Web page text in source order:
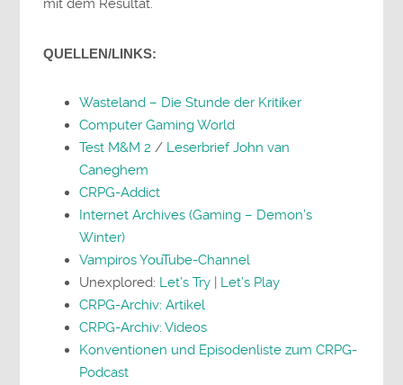
mit dem Resultat.
QUELLEN/LINKS:
Wasteland – Die Stunde der Kritiker
Computer Gaming World
Test M&M 2 / Leserbrief John van
Caneghem
CRPG-Addict
Internet Archives (Gaming – Demon’s
Winter)
Vampiros YouTube-Channel
Unexplored: Let’s Try | Let’s Play
CRPG-Archiv: Artikel
CRPG-Archiv: Videos
Konventionen und Episodenliste zum CRPG-
Podcast